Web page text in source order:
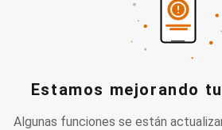
Estamos mejorando
Algunas funciones se están